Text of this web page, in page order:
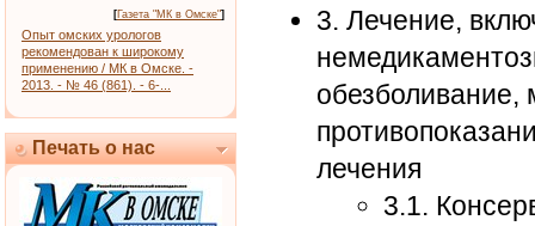
[Газета "МК в Омске"]
Опыт омских урологов
рекомендован к широкому
применению / МК в Омске. -
2013. - № 46 (861). - 6-...
Печать о нас
3. Лечение,
обезболивание,
лечения
3.1.